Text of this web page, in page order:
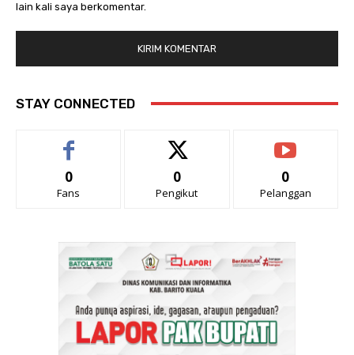
lain kali saya berkomentar.
STAY CONNECTED
0
Fans
0
Pengikut
0
Pelanggan